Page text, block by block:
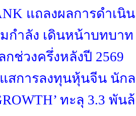
แถลงผลการดำเนิ
กำลัง เดินหน้าบทบาท
กช่วงครึ่งหลังปี 2569
สการลงทุนหุ้นจีน นัก
ทะลุ 3.3 พั